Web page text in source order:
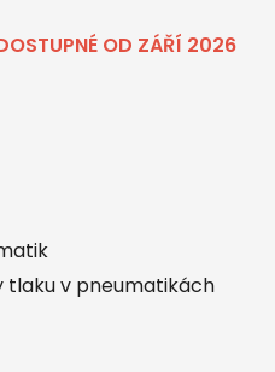
OD ZÁŘÍ 2026
tlaku v pneumatikách